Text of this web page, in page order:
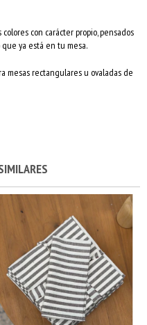
con carácter propio, pensados
que ya está en tu mesa.
mesas rectangulares u ovaladas de